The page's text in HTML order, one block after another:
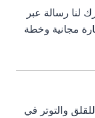
لنا رسالة عبر
مجانية وخطة
والتوتر في